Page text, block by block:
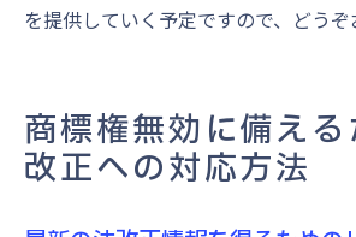
を提供していく予定ですので、どうぞ
商標権無効に備える
改正への対応方法